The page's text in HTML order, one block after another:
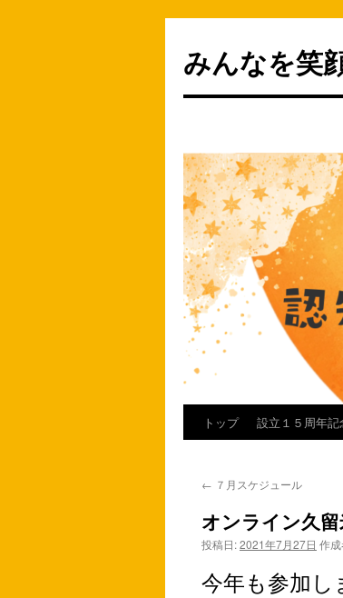
みんなを笑
テ
ン
トップ 設立１５周年記
← ７月スケジュール
オンライン久
投稿日:2021年7月27日 作
今年も参加し